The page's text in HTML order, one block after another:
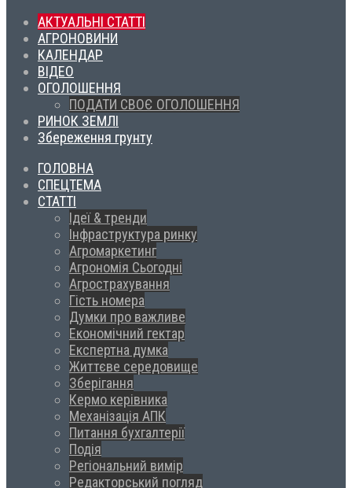
АКТУАЛЬНІ СТАТТІ
АГРОНОВИНИ
КАЛЕНДАР
ВІДЕО
ОГОЛОШЕННЯ
ПОДАТИ СВОЄ ОГОЛОШЕННЯ
РИНОК ЗЕМЛІ
Збереження грунту
ГОЛОВНА
СПЕЦТЕМА
СТАТТІ
Ідеї & тренди
Інфраструктура ринку
Агромаркетинг
Агрономія Сьогодні
Агрострахування
Гість номера
Думки про важливе
Економічний гектар
Експертна думка
Життєве середовище
Зберігання
Кермо керівника
Механізація АПК
Питання бухгалтерії
Подія
Регіональний вимір
Редакторський погляд